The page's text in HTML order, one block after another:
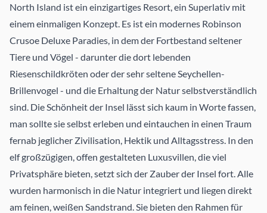
North Island ist ein einzigartiges Resort, ein Superlativ mit
einem einmaligen Konzept. Es ist ein modernes Robinson
Crusoe Deluxe Paradies, in dem der Fortbestand seltener
Tiere und Vögel - darunter die dort lebenden
Riesenschildkröten oder der sehr seltene Seychellen-
Brillenvogel - und die Erhaltung der Natur selbstverständlich
sind. Die Schönheit der Insel lässt sich kaum in Worte fassen,
man sollte sie selbst erleben und eintauchen in einen Traum
fernab jeglicher Zivilisation, Hektik und Alltagsstress. In den
elf großzügigen, offen gestalteten Luxusvillen, die viel
Privatsphäre bieten, setzt sich der Zauber der Insel fort. Alle
wurden harmonisch in die Natur integriert und liegen direkt
am feinen, weißen Sandstrand. Sie bieten den Rahmen für